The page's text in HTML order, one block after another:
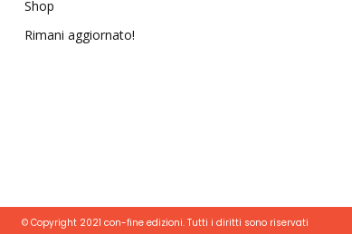
Shop
Rimani aggiornato!
© Copyright 2021 con-fine edizioni. Tutti i diritti sono riservati